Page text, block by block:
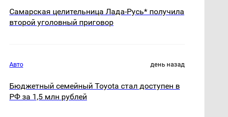
Самарская целительница Лада-Русь* получила
второй уголовный приговор
Авто день назад
Бюджетный семейный Toyota стал доступен в
РФ за 1,5 млн рублей